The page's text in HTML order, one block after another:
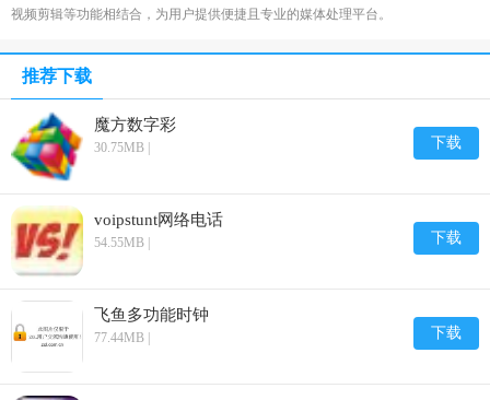
视频剪辑等功能相结合，为用户提供便捷且专业的媒体处理平台。
推荐下载
魔方数字彩
30.75MB | 下载
voipstunt网络电话
54.55MB | 下载
飞鱼多功能时钟
77.44MB | 下载